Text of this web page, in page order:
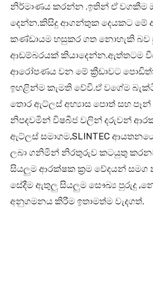
නිර්මාණය කරන්න .ඉතින් ඒ වගකීම
දෙන්න.කිසිදු ආගන්තුක දෙයකට මේ
කණ්ඩායම හසුකර ගත නොහැකි බව
ආඩම්බරයක් කියාදෙන්න.ඇත්තටම
ආරෝපණය වන මේ ක්‍රීඩාවට
ඉහළින්ම කැමති වේවි.ඒ වගේම
තොර ඇට්ලස් අභ්‍යාස පොත් සහ
නිපදවමින් විෂබීජ වලින් දරුවන්
ඇට්ලස් සමාගම,SLINTEC
ලබා ගනිමින් නිරතුරුව කටයුතු
සියලුම ආරක්ෂක ක්‍රම වේදයන් සමග
සේදීම ඇතුලු සියලුම සෞඛ්‍ය පුරුදු
අනුගමනය කිරීම ඉතාමත්ම වැදගත්.